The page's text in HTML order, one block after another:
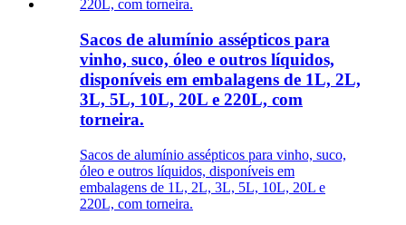
Sacos de alumínio assépticos para
vinho, suco, óleo e outros líquidos,
disponíveis em embalagens de 1L, 2L,
3L, 5L, 10L, 20L e 220L, com
torneira.
Sacos de alumínio assépticos para vinho, suco,
óleo e outros líquidos, disponíveis em
embalagens de 1L, 2L, 3L, 5L, 10L, 20L e
220L, com torneira.